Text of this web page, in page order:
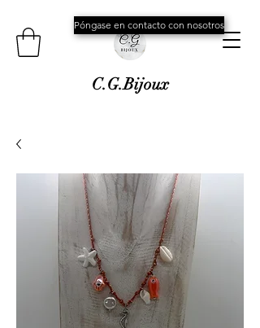
C.G.Bijoux
Póngase en contacto con nosotros